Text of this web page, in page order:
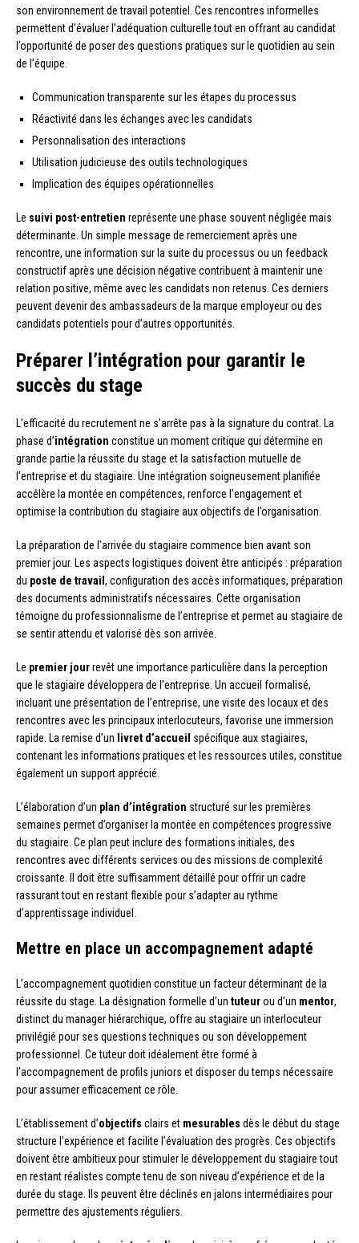
son environnement de travail potentiel. Ces rencontres informelles
permettent d’évaluer l’adéquation culturelle tout en offrant au candidat
l’opportunité de poser des questions pratiques sur le quotidien au sein
de l’équipe.
Communication transparente sur les étapes du processus
Réactivité dans les échanges avec les candidats
Personnalisation des interactions
Utilisation judicieuse des outils technologiques
Implication des équipes opérationnelles
Le suivi post-entretien représente une phase souvent négligée mais
déterminante. Un simple message de remerciement après une
rencontre, une information sur la suite du processus ou un feedback
constructif après une décision négative contribuent à maintenir une
relation positive, même avec les candidats non retenus. Ces derniers
peuvent devenir des ambassadeurs de la marque employeur ou des
candidats potentiels pour d’autres opportunités.
Préparer l’intégration pour garantir le
succès du stage
L’efficacité du recrutement ne s’arrête pas à la signature du contrat. La
phase d’intégration constitue un moment critique qui détermine en
grande partie la réussite du stage et la satisfaction mutuelle de
l’entreprise et du stagiaire. Une intégration soigneusement planifiée
accélère la montée en compétences, renforce l’engagement et
optimise la contribution du stagiaire aux objectifs de l’organisation.
La préparation de l’arrivée du stagiaire commence bien avant son
premier jour. Les aspects logistiques doivent être anticipés : préparation
du poste de travail , configuration des accès informatiques, préparation
des documents administratifs nécessaires. Cette organisation
témoigne du professionnalisme de l’entreprise et permet au stagiaire de
se sentir attendu et valorisé dès son arrivée.
Le premier jourrevêt une importance particulière dans la perception
que le stagiaire développera de l’entreprise. Un accueil formalisé,
incluant une présentation de l’entreprise, une visite des locaux et des
rencontres avec les principaux interlocuteurs, favorise une immersion
rapide. La remise d’un livret d’accueil spécifique aux stagiaires,
contenant les informations pratiques et les ressources utiles, constitue
également un support apprécié.
L’élaboration d’un plan d’intégration structuré sur les premières
semaines permet d’organiser la montée en compétences progressive
du stagiaire. Ce plan peut inclure des formations initiales, des
rencontres avec différents services ou des missions de complexité
croissante. Il doit être suffisamment détaillé pour offrir un cadre
rassurant tout en restant flexible pour s’adapter au rythme
d’apprentissage individuel.
Mettre en place un accompagnement adapté
L’accompagnement quotidien constitue un facteur déterminant de la
réussite du stage. La désignation formelle d’un tuteurou d’un mentor,
distinct du manager hiérarchique, offre au stagiaire un interlocuteur
privilégié pour ses questions techniques ou son développement
professionnel. Ce tuteur doit idéalement être formé à
l’accompagnement de profils juniors et disposer du temps nécessaire
pour assumer efficacement ce rôle.
L’établissement d’objectifs clairs et mesurables dès le début du stage
structure l’expérience et facilite l’évaluation des progrès. Ces objectifs
doivent être ambitieux pour stimuler le développement du stagiaire tout
en restant réalistes compte tenu de son niveau d’expérience et de la
durée du stage. Ils peuvent être déclinés en jalons intermédiaires pour
permettre des ajustements réguliers.